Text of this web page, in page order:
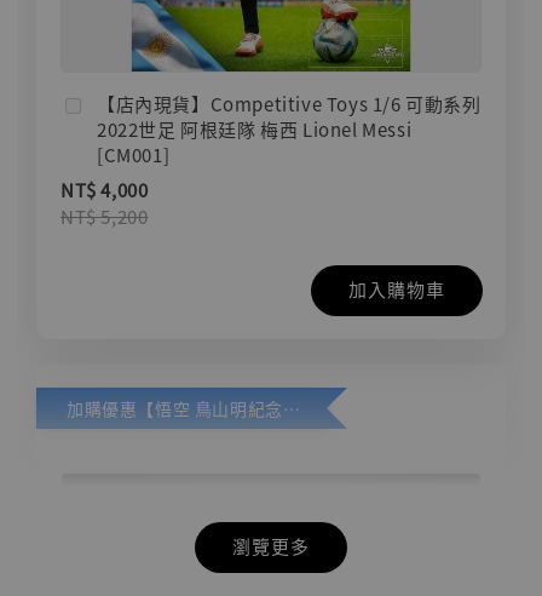
【店內現貨】Competitive Toys 1/6 可動系列
2022世足 阿根廷隊 梅西 Lionel Messi
[CM001]
NT$ 4,000
NT$ 5,200
加入購物車
加購優惠【悟空 鳥山明紀念款 [奇蹟工作室]】
瀏覽更多